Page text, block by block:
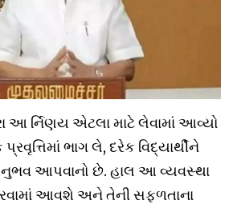
આ ર્નિણય એટલા માટે લેવામાં આવ્યો
ભાગ લે, દરેક વિદ્યાર્થીને
આપવાનો છે. હાલ આ વ્યવસ્થા
આવશે અને તેની સફળતાના